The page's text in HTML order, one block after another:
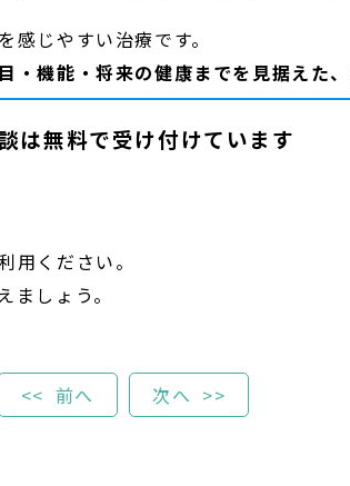
じやすい治療です。
・機能・将来の健康までを見据えた
は無料で受け付けています
用ください。
しょう。
前へ 次へ